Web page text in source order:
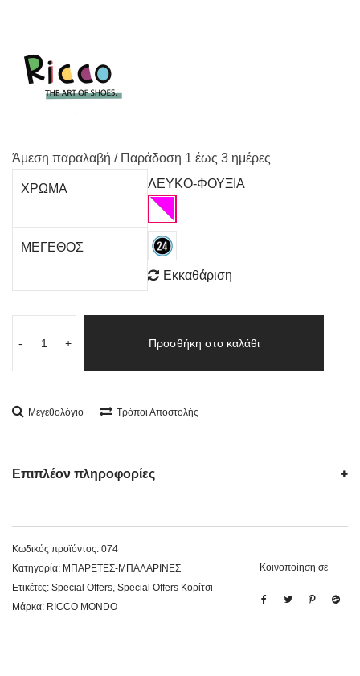
Άμεση παραλαβή / Παράδoση 1 έως 3 ημέρες
ΧΡΩΜΑ ΛΕΥΚΟ-ΦΟΥΞΙΑ
ΜΕΓΕΘΟΣ
Εκκαθάριση
- + Προσθήκη στο καλάθι
Μεγεθολόγιο Τρόποι Αποστολής
Επιπλέον πληροφορίες
Κωδικός προϊόντος: 074
Κατηγορία: ΜΠΑΡΕΤΕΣ-ΜΠΑΛΑΡΙΝΕΣ
Ετικέτες: Special Offers, Special Offers Κορίτσι
Μάρκα: RICCO MONDO
Κοινοποίηση σε